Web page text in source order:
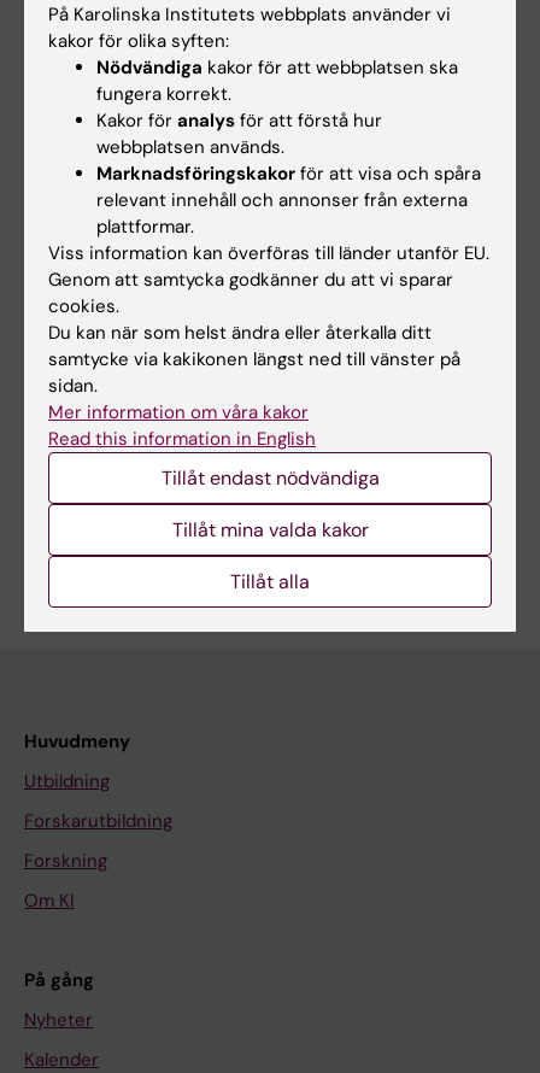
Bli medlem idag!
Hade du nytta av informationen på denna sida?
Yes
No
Anna Pappas
Sidan uppdaterad:
Huvudmeny
Utbildning
Forskarutbildning
Forskning
Om KI
På gång
Nyheter
Kalender
På Karolinska Institutets webbplats använder vi
kakor för olika syften:
Nödvändiga kakor för att webbplatsen ska
fungera korrekt.
Kakor för analys för att förstå hur
webbplatsen används.
Marknadsföringskakor för att visa och spåra
relevant innehåll och annonser från externa
plattformar.
Viss information kan överföras till länder utanför EU.
Genom att samtycka godkänner du att vi sparar
cookies.
Du kan när som helst ändra eller återkalla ditt
samtycke via kakikonen längst ned till vänster på
sidan.
Mer information om våra kakor
Read this information in English
Tillåt endast nödvändiga
Tillåt mina valda kakor
Tillåt alla